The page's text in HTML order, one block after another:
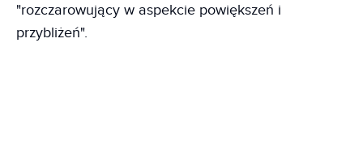
"rozczarowujący w aspekcie powiększeń i
przybliżeń".